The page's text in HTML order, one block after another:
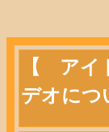
【 アイ
デオに